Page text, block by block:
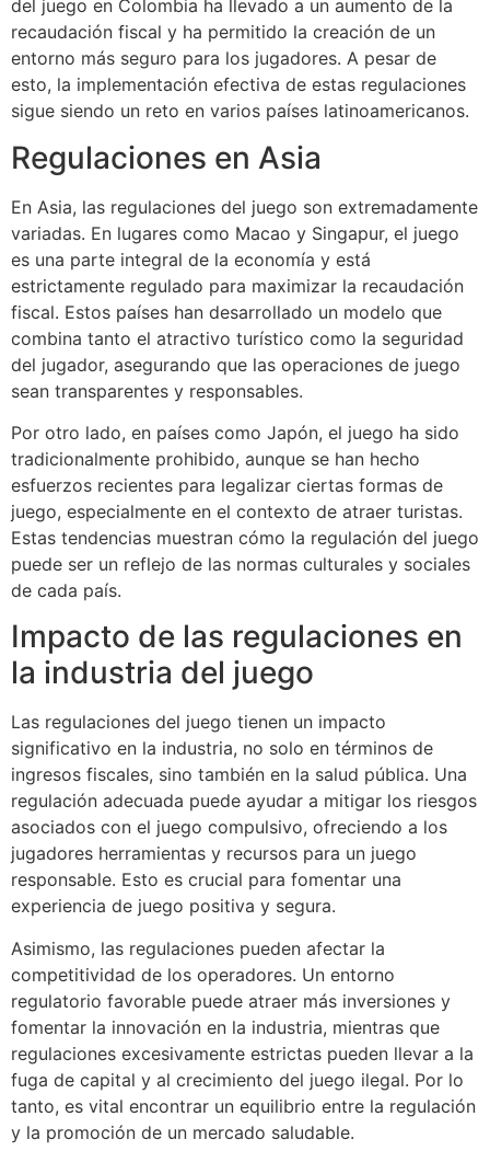
del juego en Colombia ha llevado a un aumento de la
recaudación fiscal y ha permitido la creación de un
entorno más seguro para los jugadores. A pesar de
esto, la implementación efectiva de estas regulaciones
sigue siendo un reto en varios países latinoamericanos.
Regulaciones en Asia
En Asia, las regulaciones del juego son extremadamente
variadas. En lugares como Macao y Singapur, el juego
es una parte integral de la economía y está
estrictamente regulado para maximizar la recaudación
fiscal. Estos países han desarrollado un modelo que
combina tanto el atractivo turístico como la seguridad
del jugador, asegurando que las operaciones de juego
sean transparentes y responsables.
Por otro lado, en países como Japón, el juego ha sido
tradicionalmente prohibido, aunque se han hecho
esfuerzos recientes para legalizar ciertas formas de
juego, especialmente en el contexto de atraer turistas.
Estas tendencias muestran cómo la regulación del juego
puede ser un reflejo de las normas culturales y sociales
de cada país.
Impacto de las regulaciones en
la industria del juego
Las regulaciones del juego tienen un impacto
significativo en la industria, no solo en términos de
ingresos fiscales, sino también en la salud pública. Una
regulación adecuada puede ayudar a mitigar los riesgos
asociados con el juego compulsivo, ofreciendo a los
jugadores herramientas y recursos para un juego
responsable. Esto es crucial para fomentar una
experiencia de juego positiva y segura.
Asimismo, las regulaciones pueden afectar la
competitividad de los operadores. Un entorno
regulatorio favorable puede atraer más inversiones y
fomentar la innovación en la industria, mientras que
regulaciones excesivamente estrictas pueden llevar a la
fuga de capital y al crecimiento del juego ilegal. Por lo
tanto, es vital encontrar un equilibrio entre la regulación
y la promoción de un mercado saludable.